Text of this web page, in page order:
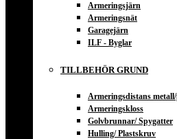
Armeringsjärn
Armeringsnät
Garagejärn
ILF - Byglar
TILLBEHÖR GRUND
Armeringsdistans
Armeringskloss
Golvbrunnar/ Spygatter
Hulling/ Plastskruv